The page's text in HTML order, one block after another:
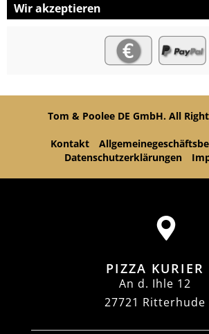
Wir akzeptieren
Tom & Poolee DE GmbH. All
Kontakt
Datenschutzerklärungen
PIZZA KURIER
An d. Ihle 12
27721 Ritterhude